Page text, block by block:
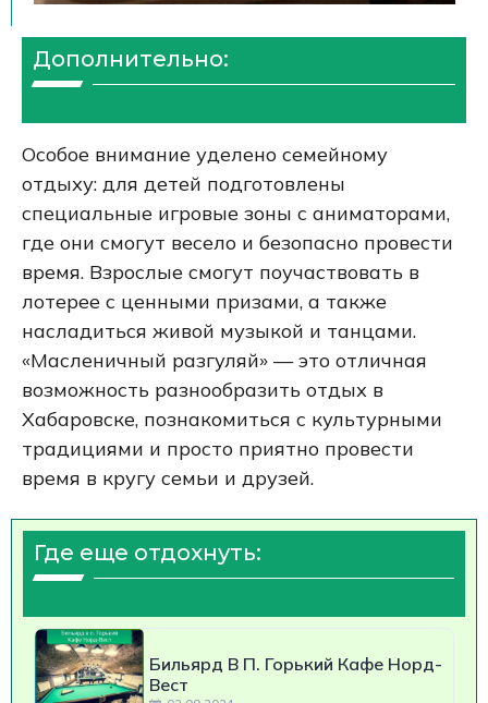
Дополнительно:
Особое внимание уделено семейному
отдыху: для детей подготовлены
специальные игровые зоны с аниматорами,
где они смогут весело и безопасно провести
время. Взрослые смогут поучаствовать в
лотерее с ценными призами, а также
насладиться живой музыкой и танцами.
«Масленичный разгуляй» — это отличная
возможность разнообразить отдых в
Хабаровске, познакомиться с культурными
традициями и просто приятно провести
время в кругу семьи и друзей.
Где еще отдохнуть:
Бильярд В П. Горький Кафе Норд-
Вест